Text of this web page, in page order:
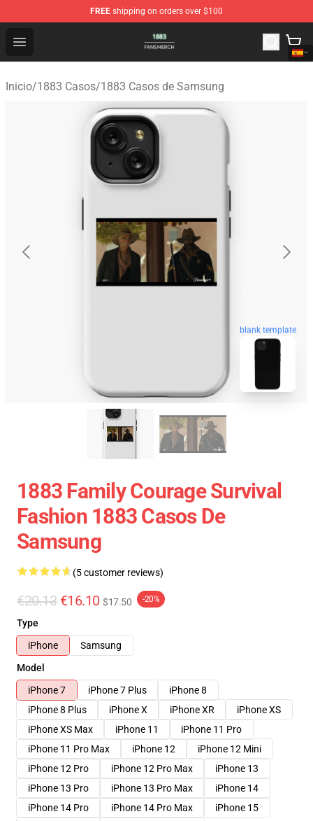
FREE shipping on orders over $100
Open menu
1883 Shop - Official 1883 Merchandise Store
Inicio/1883 Casos/1883 Casos de Samsung
blank template
1883 Family Courage Survival
Fashion 1883 Casos De
Samsung
(5 customer reviews)
€20.13 €16.10 $17.50 -20%
Type
iPhone
Samsung
Model
iPhone 7
iPhone 7 Plus
iPhone 8
iPhone 8 Plus
iPhone X iPhone XR
iPhone XS
iPhone XS Max
iPhone 11
iPhone 11 Pro
iPhone 11 Pro Max
iPhone 12
iPhone 12 Mini
iPhone 12 Pro
iPhone 12 Pro Max
iPhone 13
iPhone 13 Pro
iPhone 13 Pro Max
iPhone 14
iPhone 14 Pro
iPhone 14 Pro Max
iPhone 15